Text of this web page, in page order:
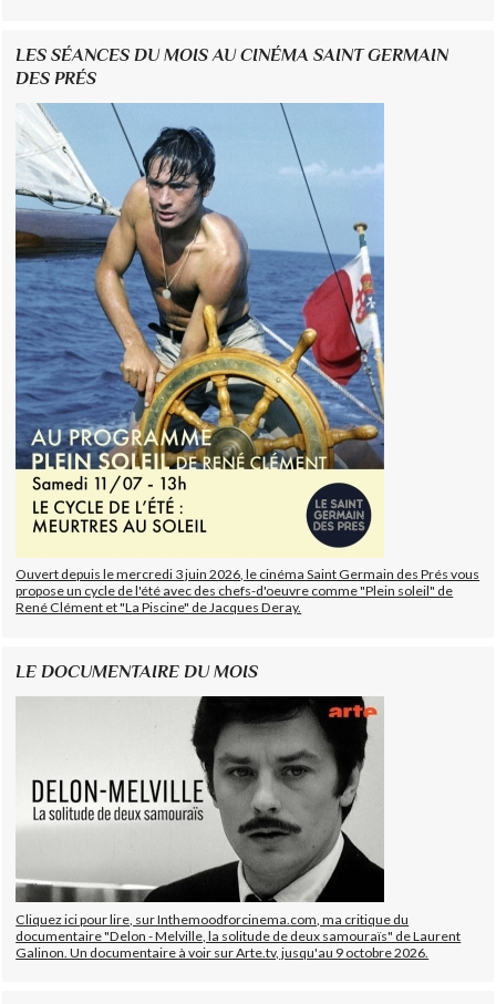
LES SÉANCES DU MOIS AU CINÉMA SAINT GERMAIN
DES PRÉS
Ouvert depuis le mercredi 3 juin 2026, le cinéma Saint Germain des Prés vous
propose un cycle de l'été avec des chefs-d'oeuvre comme "Plein soleil" de
René Clément et "La Piscine" de Jacques Deray.
LE DOCUMENTAIRE DU MOIS
Cliquez ici pour lire, sur Inthemoodforcinema.com, ma critique du
documentaire "Delon - Melville, la solitude de deux samouraïs" de Laurent
Galinon. Un documentaire à voir sur Arte.tv, jusqu'au 9 octobre 2026.